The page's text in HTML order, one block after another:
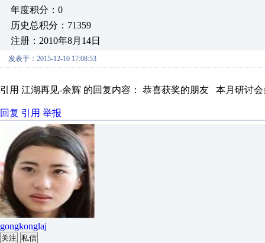
年度积分：0
历史总积分：71359
注册：2010年8月14日
发表于：2015-12-10 17:08:53
引用 江湖再见-余辉 的回复内容： 恭喜获奖的朋友 本月研讨
回复 引用 举报
gongkonglaj
关注 私信